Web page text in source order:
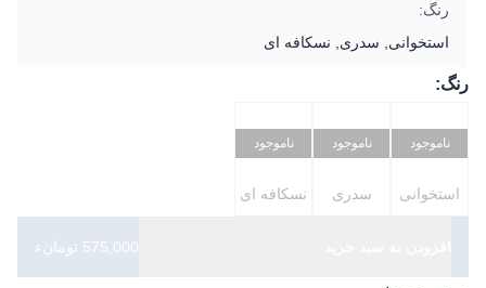
رنگ:
استخوانی, سدری, نسکافه ای
رنگ:
ناموجود
استخوانی
ناموجود
سدری
ناموجود
نسکافه ای
575,000 تومانء